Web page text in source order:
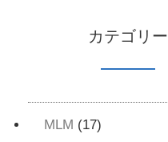
カテゴリー
MLM (17)